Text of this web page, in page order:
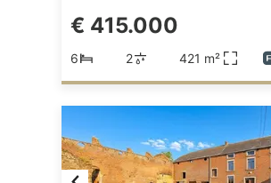
€ 415.000
6 2 421 m²